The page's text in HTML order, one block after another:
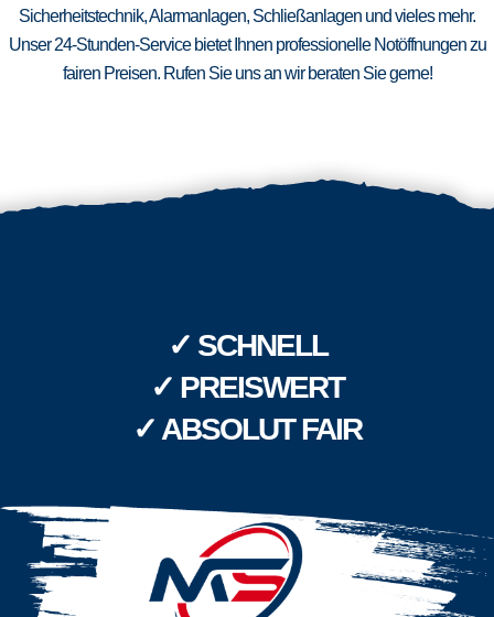
Sicherheitstechnik, Alarmanlagen, Schließanlagen und vieles mehr.
Unser 24-Stunden-Service bietet Ihnen professionelle Notöffnungen zu
fairen Preisen. Rufen Sie uns an wir beraten Sie gerne!
✓ SCHNELL
✓ PREISWERT
✓ ABSOLUT FAIR